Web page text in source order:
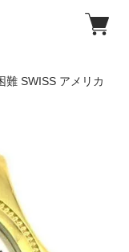
難 SWISS アメリカ